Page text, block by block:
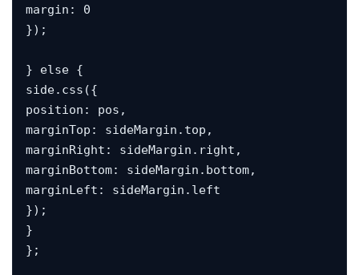
margin: 0
});
} else {
side.css({
position: pos,
marginTop: sideMargin.top,
marginRight: sideMargin.right,
marginBottom: sideMargin.bottom,
marginLeft: sideMargin.left
});
}
};